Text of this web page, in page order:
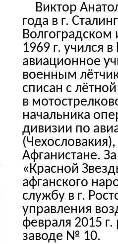
Виктор
года в г.
1969 г. учился
авиационное
военным
списан с
в
начальника
дивизии по
Афганистане.
«Красной
афганского
службу в г.
управления
февраля 2015
заводе № 10.